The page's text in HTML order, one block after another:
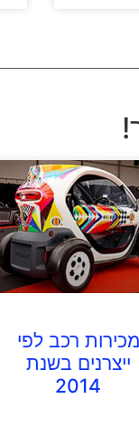
מכירות רכב לפי
ייצרנים בשנת
2014